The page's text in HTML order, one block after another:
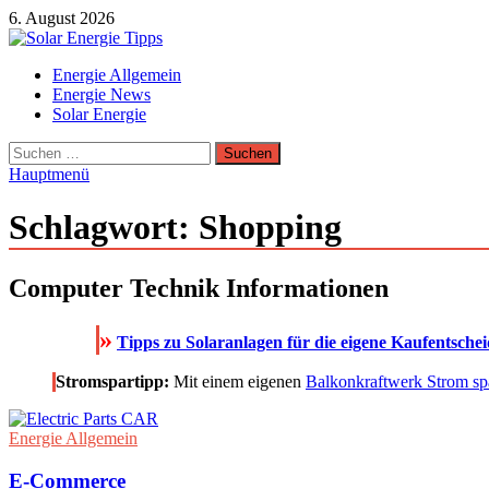
Zum
Inhalt
6. August 2026
Solar Energie Tipps
Solar Energie und Photovoltaik Informationen und Tipps
Energie Allgemein
Energie News
Solar Energie
Suchen
nach:
Hauptmenü
Schlagwort: Shopping
Computer Technik Informationen
» Tipps zu Solaranlagen für die eigene
Stromspartipp: Mit einem eigenen Balkonkraftwerk Strom
Energie Allgemein
E-Commerce